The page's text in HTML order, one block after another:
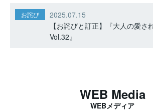
お詫び
2025.07.15
【お詫びと訂正】『大人の愛さ
Vol.32』
WEB Media
WEBメディア